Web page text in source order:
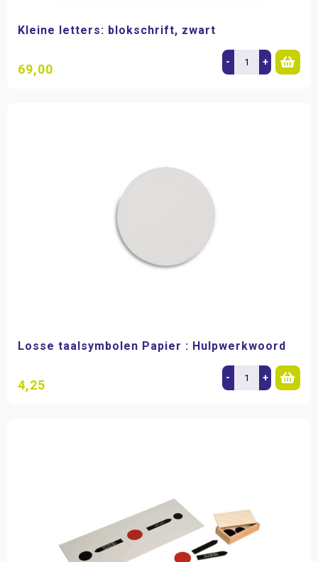
Kleine letters: blokschrift, zwart
69,00 - +
Losse taalsymbolen Papier : Hulpwerkwoord
4,25 - +